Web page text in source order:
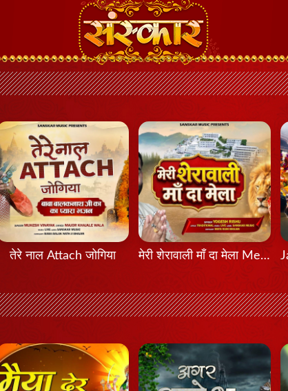
तेरे नाल Attach जोगिया मेरी शेरावाली माँ दा मेला Meri Sherawali Maa Da Mela